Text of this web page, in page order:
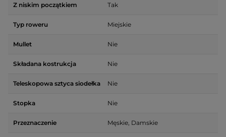
Z niskim początkiem Tak
Typ roweru Miejskie
Mullet Nie
Składana kostrukcja Nie
Teleskopowa sztyca siodełka Nie
Stopka Nie
Przeznaczenie Męskie, Damskie